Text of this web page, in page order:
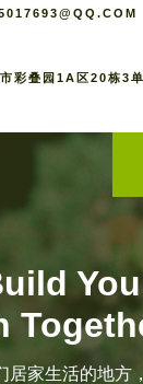
彩叠园1A区20栋3
居家生活的地方